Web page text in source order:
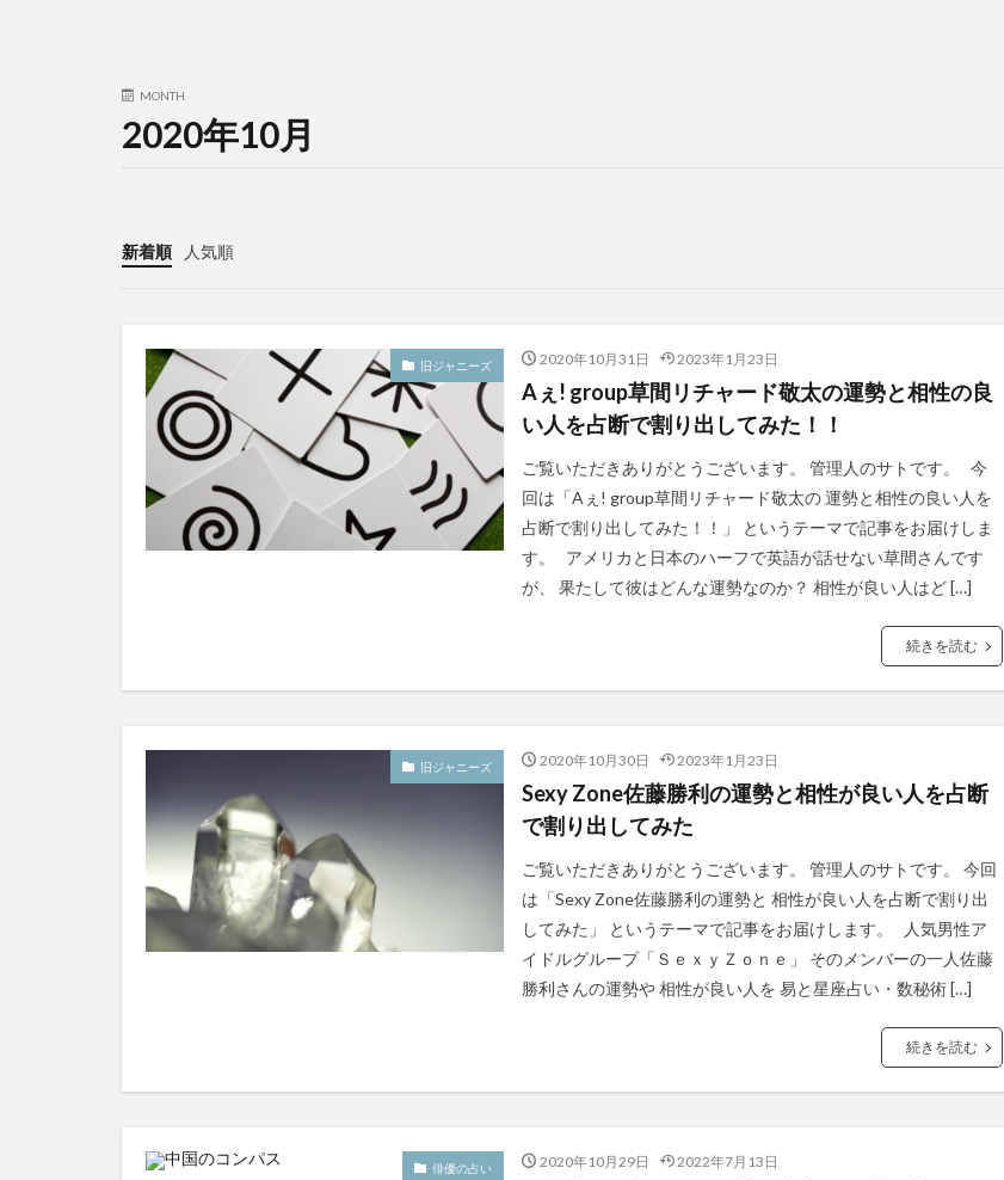
MONTH
2020年10月
新着順 人気順
旧ジャニーズ 2020年10月31日 2023年1月23日
Aぇ! group草間リチャード敬太の運勢と相性の良
い人を占断で割り出してみた！！
ご覧いただきありがとうございます。 管理人のサトです。 今
回は「Aぇ! group草間リチャード敬太の 運勢と相性の良い人を
占断で割り出してみた！！」 というテーマで記事をお届けしま
す。 アメリカと日本のハーフで英語が話せない草間さんです
が、 果たして彼はどんな運勢なのか？ 相性が良い人はど […]
続きを読む
旧ジャニーズ 2020年10月30日 2023年1月23日
Sexy Zone佐藤勝利の運勢と相性が良い人を占断
で割り出してみた
ご覧いただきありがとうございます。 管理人のサトです。 今回
は「Sexy Zone佐藤勝利の運勢と 相性が良い人を占断で割り出
してみた」 というテーマで記事をお届けします。 人気男性ア
イドルグループ「ＳｅｘｙＺｏｎｅ」 そのメンバーの一人佐藤
勝利さんの運勢や 相性が良い人を 易と星座占い・数秘術 […]
続きを読む
俳優の占い 2020年10月29日 2022年7月13日